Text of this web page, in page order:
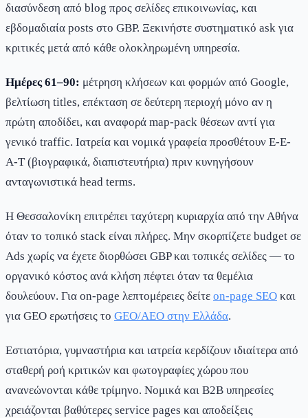
διασύνδεση από blog προς σελίδες επικοινωνίας, και
εβδομαδιαία posts στο GBP. Ξεκινήστε συστηματικό ask για
κριτικές μετά από κάθε ολοκληρωμένη υπηρεσία.
Ημέρες 61–90: μέτρηση κλήσεων και φορμών από Google,
βελτίωση titles, επέκταση σε δεύτερη περιοχή μόνο αν η
πρώτη αποδίδει, και αναφορά map-pack θέσεων αντί για
γενικό traffic. Ιατρεία και νομικά γραφεία προσθέτουν E-E-
A-T (βιογραφικά, διαπιστευτήρια) πριν κυνηγήσουν
ανταγωνιστικά head terms.
Η Θεσσαλονίκη επιτρέπει ταχύτερη κυριαρχία από την Αθήνα
όταν το τοπικό stack είναι πλήρες. Μην σκορπίζετε budget σε
Ads χωρίς να έχετε διορθώσει GBP και τοπικές σελίδες — το
οργανικό κόστος ανά κλήση πέφτει όταν τα θεμέλια
δουλεύουν. Για on-page λεπτομέρειες δείτε on-page SEO και
για GEO ερωτήσεις το GEO/AEO στην Ελλάδα.
Εστιατόρια, γυμναστήρια και ιατρεία κερδίζουν ιδιαίτερα από
σταθερή ροή κριτικών και φωτογραφίες χώρου που
ανανεώνονται κάθε τρίμηνο. Νομικά και B2B υπηρεσίες
χρειάζονται βαθύτερες service pages και αποδείξεις